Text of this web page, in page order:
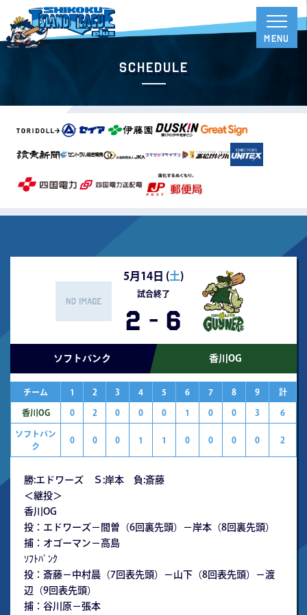
Schedule
5月14日 (土)
試合終了
2 - 6
ソフトバンク 香川OG
チーム 1 2 3 4 5 6 7 8 9 計
香川OG 0 2 0 0 0 1 0 0 3 6
ソフトバン
ク
0 0 0 1 1 0 0 0 0 2
勝:エドワーズ Ｓ:岸本 負:斎藤
＜継投＞
香川OG
投：エドワーズ－間曽（6回裏先頭）－岸本（8回裏先頭）
捕：オゴーマン－高島
ｿﾌﾄﾊﾞﾝｸ
投：斎藤－中村晨（7回表先頭）－山下（8回表先頭）－渡
辺（9回表先頭）
捕：谷川原－張本